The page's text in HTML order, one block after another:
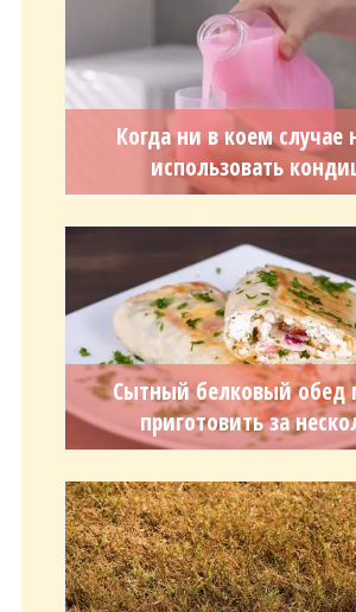
Когда ни в коем случае
использовать
Сытный белковый обед
приготовить за